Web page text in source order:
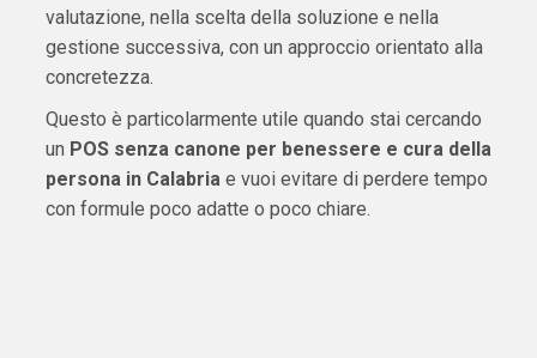
valutazione, nella scelta della soluzione e nella
gestione successiva, con un approccio orientato alla
concretezza.
Questo è particolarmente utile quando stai cercando
un POS senza canone per benessere e cura della
persona in Calabria e vuoi evitare di perdere tempo
con formule poco adatte o poco chiare.